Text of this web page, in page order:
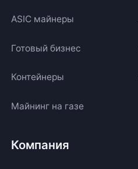
ASIC майнеры
Готовый бизнес
Контейнеры
Майнинг на газе
Компания